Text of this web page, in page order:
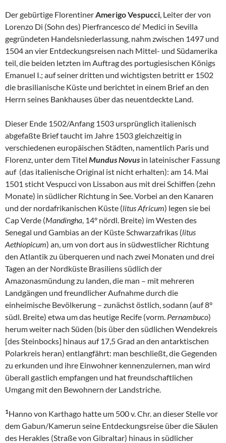
Der gebürtige FlorentinerAmerigo Vespucci, Leiter der von
Lorenzo Di (Sohn des) Pierfrancesco de‘ Medici in Sevilla
gegründeten Handelsniederlassung, nahm zwischen 1497 und
1504 an vier Entdeckungsreisen nach Mittel- und Südamerika
teil, die beiden letzten im Auftrag des portugiesischen Königs
Emanuel I.; auf seiner dritten und wichtigsten betritt er 1502
die brasilianische Küste und berichtet in einem Brief an den
Herrn seines Bankhauses über das neuentdeckte Land.
Dieser Ende 1502/Anfang 1503 ursprünglich italienisch
abgefaßte Brief taucht im Jahre 1503 gleichzeitig in
verschiedenen europäischen Städten, namentlich Paris und
Florenz, unter dem Titel Mundus Novus in lateinischer Fassung
auf (das italienische Original ist nicht erhalten): am 14. Mai
1501 sticht Vespucci von Lissabon aus mit drei Schiffen (zehn
Monate) in südlicher Richtung in See. Vorbei an den Kanaren
und der nordafrikanischen Küste (litus Africum) legen sie bei
Cap Verde (Mandingha, 14° nördl. Breite) im Westen des
Senegal und Gambias an der Küste Schwarzafrikas (litus
Aethiopicum) an, um von dort aus in südwestlicher Richtung
den Atlantik zu überqueren und nach zwei Monaten und drei
Tagen an der Nordküste Brasiliens südlich der
Amazonasmündung zu landen, die man – mit mehreren
Landgängen und freundlicher Aufnahme durch die
einheimische Bevölkerung – zunächst östlich, sodann (auf 8°
südl. Breite) etwa um das heutige Recife (vorm. Pernambuco)
herum weiter nach Süden (bis über den südlichen Wendekreis
[des Steinbocks] hinaus auf 17,5 Grad an den antarktischen
Polarkreis heran) entlangfährt: man beschließt, die Gegenden
zu erkunden und ihre Einwohner kennenzulernen, man wird
überall gastlich empfangen und hat freundschaftlichen
Umgang mit den Bewohnern der Landstriche.
1 Hanno von Karthago hatte um 500 v. Chr. an dieser Stelle vor
dem Gabun/Kamerun seine Entdeckungsreise über die Säulen
des Herakles (Straße von Gibraltar) hinaus in südlicher